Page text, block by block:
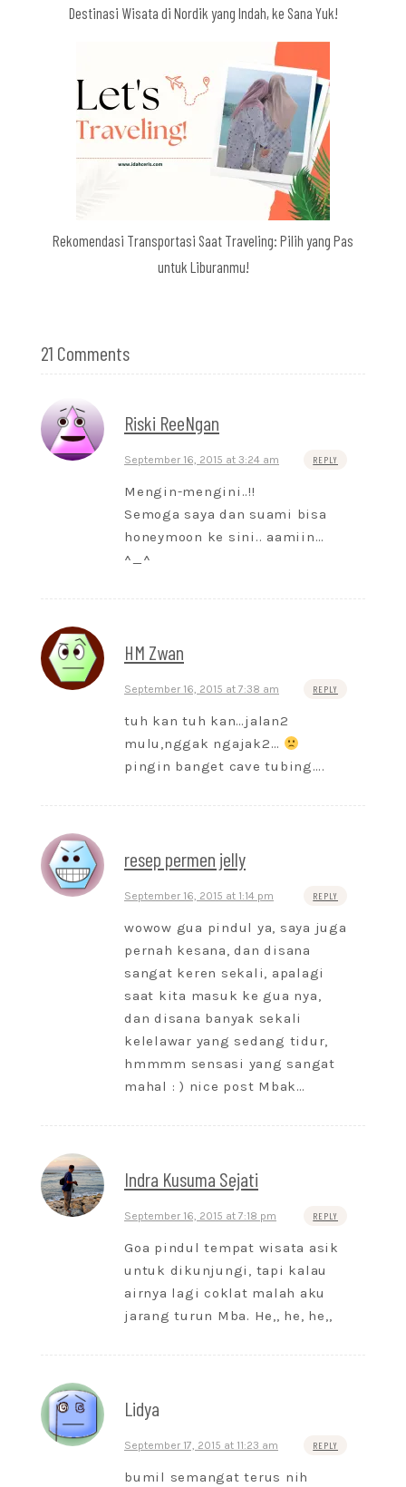
Destinasi Wisata di Nordik yang Indah, ke Sana Yuk!
Rekomendasi Transportasi Saat Traveling: Pilih yang Pas
untuk Liburanmu!
21 Comments
Riski ReeNgan
September 16, 2015 at 3:24 am REPLY
Mengin-mengini..!!
Semoga saya dan suami bisa
honeymoon ke sini.. aamiin…
^_^
HM Zwan
September 16, 2015 at 7:38 am REPLY
tuh kan tuh kan…jalan2
mulu,nggak ngajak2…
pingin banget cave tubing….
resep permen jelly
September 16, 2015 at 1:14 pm REPLY
wowow gua pindul ya, saya juga
pernah kesana, dan disana
sangat keren sekali, apalagi
saat kita masuk ke gua nya,
dan disana banyak sekali
kelelawar yang sedang tidur,
hmmmm sensasi yang sangat
mahal : ) nice post Mbak…
Indra Kusuma Sejati
September 16, 2015 at 7:18 pm REPLY
Goa pindul tempat wisata asik
untuk dikunjungi, tapi kalau
airnya lagi coklat malah aku
jarang turun Mba. He,, he, he,,
Lidya
September 17, 2015 at 11:23 am REPLY
bumil semangat terus nih